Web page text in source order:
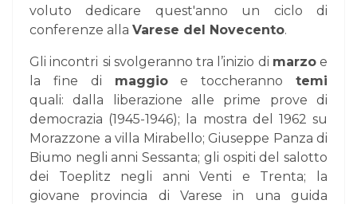
voluto dedicare quest'anno un ciclo di
conferenze alla Varese del Novecento.
Gli incontri si svolgeranno tra l’inizio di marzoe
la fine di maggioe toccheranno temi
quali:dalla liberazione alle prime prove di
democrazia (1945-1946); la mostra del 1962 su
Morazzone a villa Mirabello; Giuseppe Panza di
Biumo negli anni Sessanta; gli ospitidel salotto
dei Toeplitz negli anni Venti e Trenta; la
giovane provincia di Varese in una guida